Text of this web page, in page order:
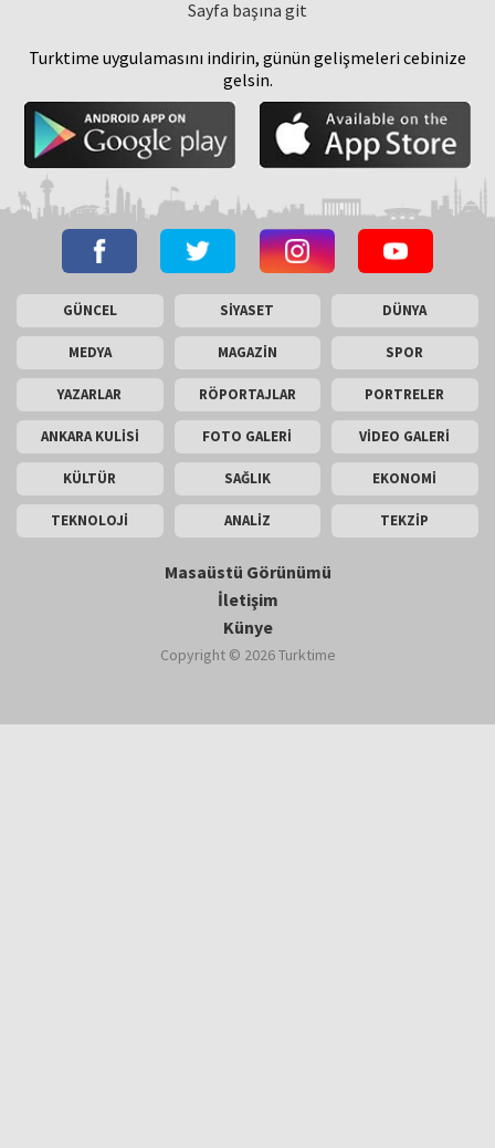
Sayfa başına git
Turktime uygulamasını indirin, günün gelişmeleri cebinize
gelsin.
GÜNCEL SİYASET DÜNYA
MEDYA MAGAZİN SPOR
YAZARLAR RÖPORTAJLAR PORTRELER
ANKARA KULİSİ FOTO GALERİ VİDEO GALERİ
KÜLTÜR SAĞLIK EKONOMİ
TEKNOLOJİ ANALİZ TEKZİP
Masaüstü Görünümü
İletişim
Künye
Copyright © 2026 Turktime